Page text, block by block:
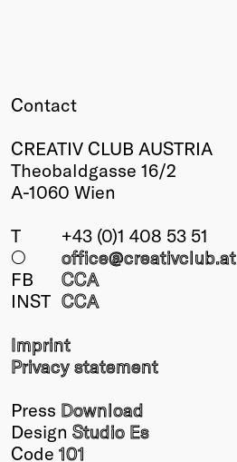
Contact
CREATIV CLUB AUSTRIA
Theobaldgasse 16/2
A-1060 Wien
T
+43 (0)1 408 53 51
○
office@creativclub.at
FB
CCA
INST CCA
Imprint
Privacy statement
Press Download
Design Studio Es
Code 101